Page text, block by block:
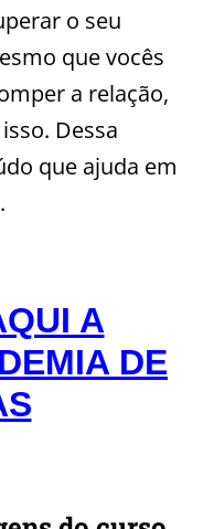
o seu
que vocês
a relação,
Dessa
que ajuda em
A
DE